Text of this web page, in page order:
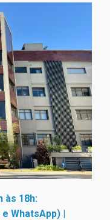
às 18h:
WhatsApp) |